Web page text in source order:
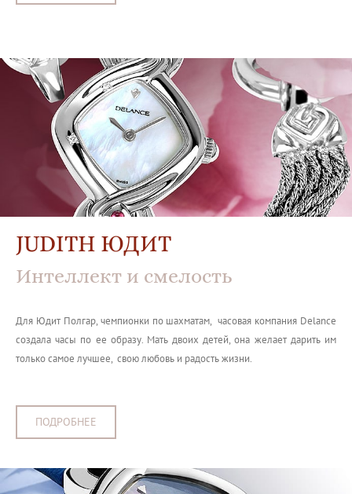
JUDITH ЮДИТ
Интеллект и смелость
Для Юдит Полгар, чемпионки по шахматам, часовая компания Delance
создала часы по ее образу. Мать двоих детей, она желает дарить им
только самое лучшее, свою любовь и радость жизни.
ПОДРОБНЕЕ